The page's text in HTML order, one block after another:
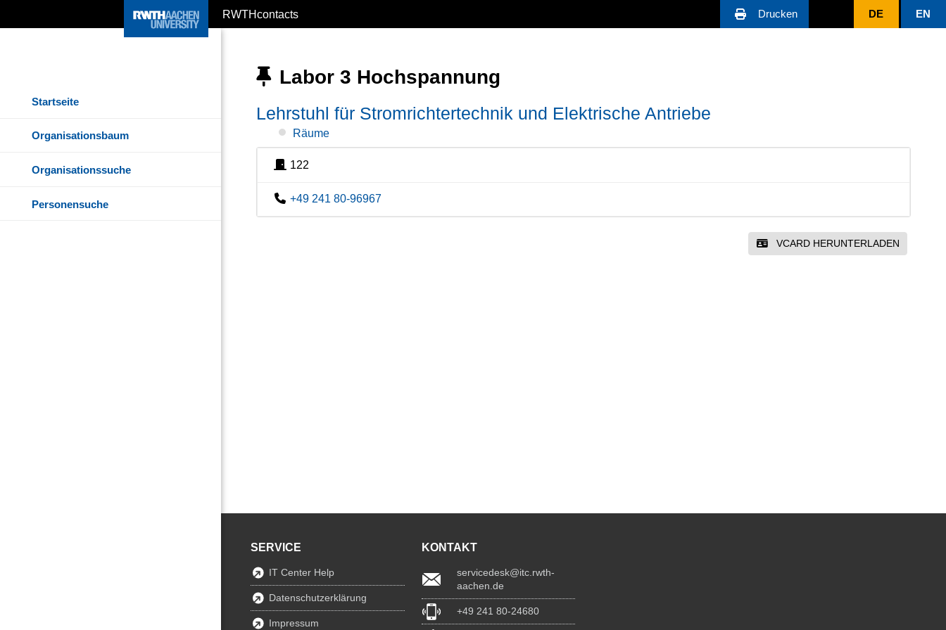
RWTHcontacts Drucken DE EN
Startseite
Organisationsbaum
Organisationssuche
Personensuche
Labor 3 Hochspannung
Lehrstuhl für Stromrichtertechnik und Elektrische Antriebe
Räume
122
+49 241 80-96967
VCARD HERUNTERLADEN
SERVICE
IT Center Help
Datenschutzerklärung
Impressum
KONTAKT
servicedesk@itc.rwth-
aachen.de
+49 241 80-24680